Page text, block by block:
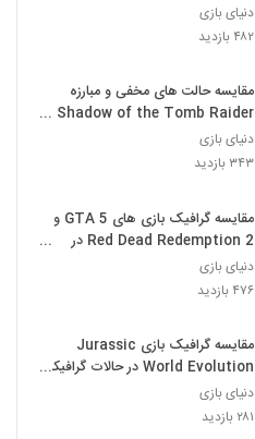
دنیای بازی
۴۸۲ بازدید
مقایسه حالت های مخفی و مبارزه
Shadow of the Tomb Raider با
Rise of the Tomb Raider
دنیای بازی
۳۴۳ بازدید
مقایسه گرافیک بازی های GTA 5 و
Red Dead Redemption 2 در
حالت 4K
دنیای بازی
۴۷۶ بازدید
مقایسه گرافیک بازی Jurassic
World Evolution در حالات گرافیکی
مختلف
دنیای بازی
۲۸۱ بازدید